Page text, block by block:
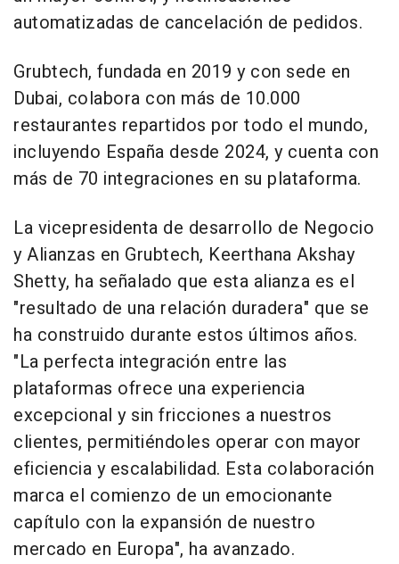
automatizadas de cancelación de pedidos.
Grubtech, fundada en 2019 y con sede en
Dubai, colabora con más de 10.000
restaurantes repartidos por todo el mundo,
incluyendo España desde 2024, y cuenta con
más de 70 integraciones en su plataforma.
La vicepresidenta de desarrollo de Negocio
y Alianzas en Grubtech, Keerthana Akshay
Shetty, ha señalado que esta alianza es el
"resultado de una relación duradera" que se
ha construido durante estos últimos años.
"La perfecta integración entre las
plataformas ofrece una experiencia
excepcional y sin fricciones a nuestros
clientes, permitiéndoles operar con mayor
eficiencia y escalabilidad. Esta colaboración
marca el comienzo de un emocionante
capítulo con la expansión de nuestro
mercado en Europa", ha avanzado.